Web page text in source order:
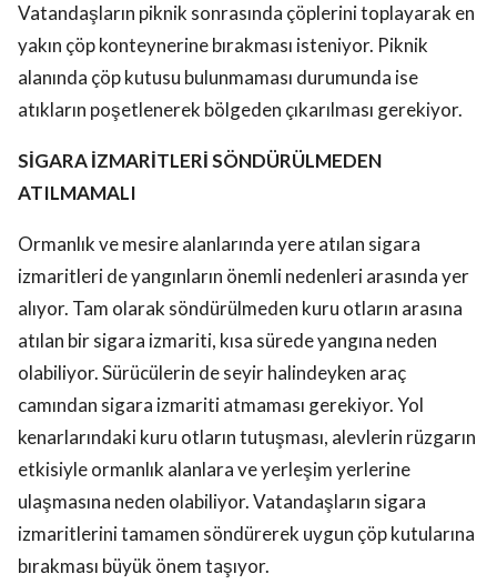
Vatandaşların piknik sonrasında çöplerini toplayarak en
yakın çöp konteynerine bırakması isteniyor. Piknik
alanında çöp kutusu bulunmaması durumunda ise
atıkların poşetlenerek bölgeden çıkarılması gerekiyor.
SİGARA İZMARİTLERİ SÖNDÜRÜLMEDEN
ATILMAMALI
Ormanlık ve mesire alanlarında yere atılan sigara
izmaritleri de yangınların önemli nedenleri arasında yer
alıyor. Tam olarak söndürülmeden kuru otların arasına
atılan bir sigara izmariti, kısa sürede yangına neden
olabiliyor. Sürücülerin de seyir halindeyken araç
camından sigara izmariti atmaması gerekiyor. Yol
kenarlarındaki kuru otların tutuşması, alevlerin rüzgarın
etkisiyle ormanlık alanlara ve yerleşim yerlerine
ulaşmasına neden olabiliyor. Vatandaşların sigara
izmaritlerini tamamen söndürerek uygun çöp kutularına
bırakması büyük önem taşıyor.